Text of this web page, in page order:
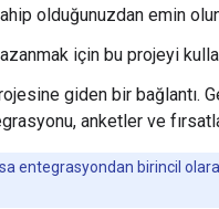
olduğunuzdan emin
için bu projeyi
giden bir bağlantı.
anketler ve
entegrasyondan birincil